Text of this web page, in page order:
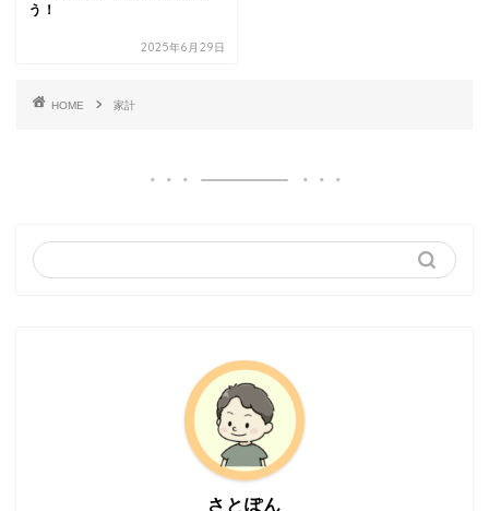
う！
2025年6月29日
HOME 家計
さとぽん